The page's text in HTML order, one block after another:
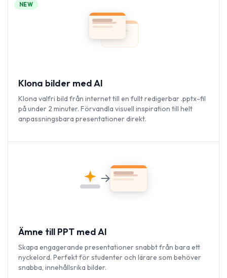
Klona bilder med AI
Klona valfri bild från internet till en fullt redigerbar .pptx-fil
på under 2 minuter. Förvandla visuell inspiration till helt
anpassningsbara presentationer direkt.
NEW
Ämne till PPT med AI
Skapa engagerande presentationer snabbt från bara ett
nyckelord. Perfekt för studenter och lärare som behöver
snabba, innehållsrika bilder.